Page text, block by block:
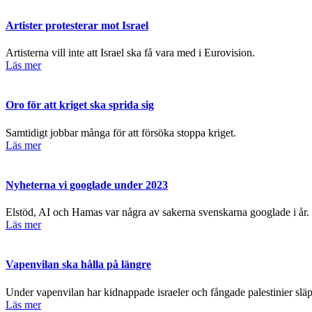
Artister protesterar mot Israel
Artisterna vill inte att Israel ska få vara med i Eurovision.
Läs mer
Oro för att kriget ska sprida sig
Samtidigt jobbar många för att försöka stoppa kriget.
Läs mer
Nyheterna vi googlade under 2023
Elstöd, AI och Hamas var några av sakerna svenskarna googlade i år.
Läs mer
Vapenvilan ska hålla på längre
Under vapenvilan har kidnappade israeler och fångade palestinier
Läs mer